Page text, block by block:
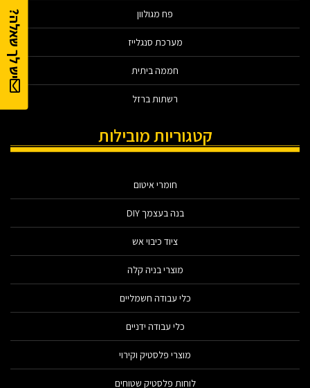
יש לך שאלה? פח מגולוון
מערכת סנגלייז
חממה ביתית
רשתות ברזל
קטגוריות מובילות
חומרי איטום
בנה בעצמך DIY
ציוד כיבוי אש
מוצרי בניה קלה
כלי עבודה חשמליים
כלי עבודה ידניים
מוצרי פלסטיק וקירוי
לוחות פלסטיק שטוחים